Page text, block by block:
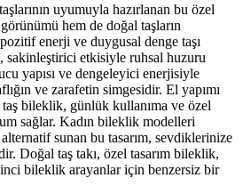
uyumuyla hazırlanan bu özel
hem de doğal taşların
enerji ve duygusal denge taşı
etkisiyle ruhsal huzuru
yapısı ve dengeleyici enerjisiyle
ve zarafetin simgesidir. El yapımı
bileklik, günlük kullanıma ve özel
sağlar. Kadın bileklik modelleri
alternatif sunan bu tasarım, sevdiklerinize
Doğal taş takı, özel tasarım bileklik,
bileklik arayanlar için benzersiz bir